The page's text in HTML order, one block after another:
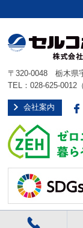
〒320-0048 栃木県
TEL：028-625-0012
会社案内